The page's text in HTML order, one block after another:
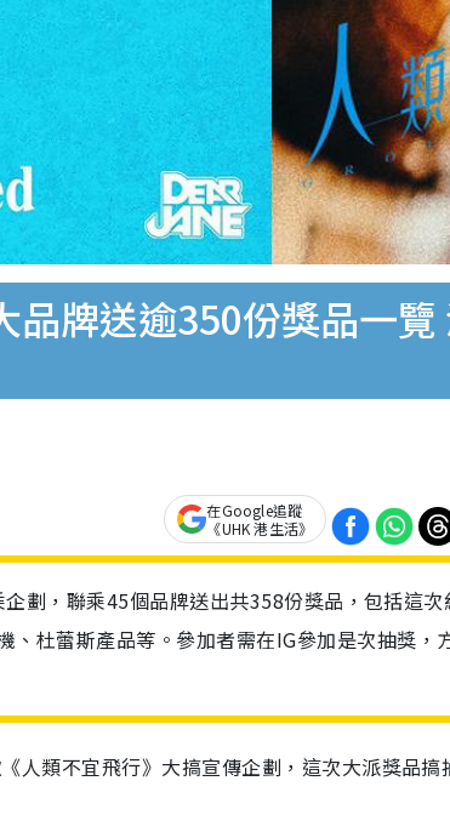
牌送逾350份獎品一
在Google追蹤
《UHK 港生活》
劃，聯乘45個品牌送出共358份獎品，包括這次
杜蕾斯產品等。參加者需在IG參加是次抽獎，
人類不宜飛行》大搞宣傳企劃，這次大派獎品搞